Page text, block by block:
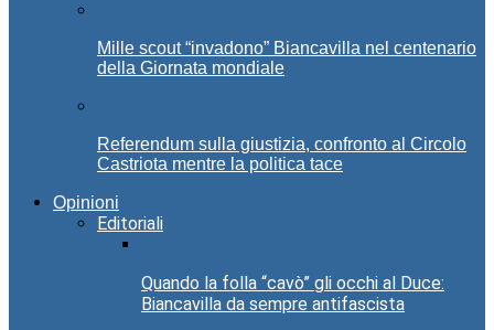
Mille scout “invadono” Biancavilla nel centenario
della Giornata mondiale
Referendum sulla giustizia, confronto al Circolo
Castriota mentre la politica tace
Opinioni
Editoriali
Quando la folla “cavò” gli occhi al Duce:
Biancavilla da sempre antifascista